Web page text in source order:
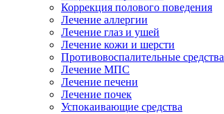
Коррекция полового поведения
Лечение аллергии
Лечение глаз и ушей
Лечение кожи и шерсти
Противовоспалительные средства
Лечение МПС
Лечение печени
Лечение почек
Успокаивающие средства